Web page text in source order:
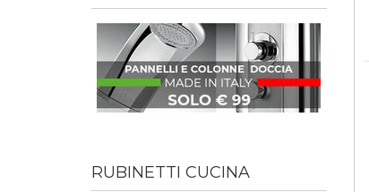
RUBINETTI CUCINA